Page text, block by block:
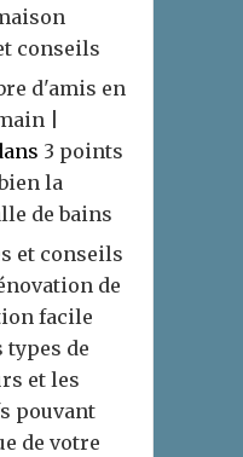
conseils
d'amis en
|
3 points
la
de bains
et conseils
de
facile
de
et les
pouvant
de votre